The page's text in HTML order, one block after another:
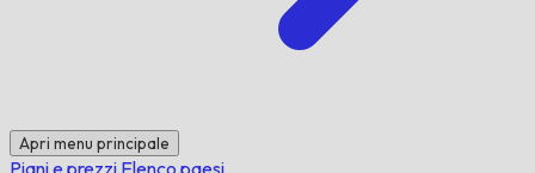
Apri menu principale
Piani e prezzi Elenco paesi